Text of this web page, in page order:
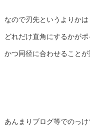
なので刃先というよりかは
どれだけ直角にするかがポ
かつ同径に合わせることが
あんまりブログ等でのっ